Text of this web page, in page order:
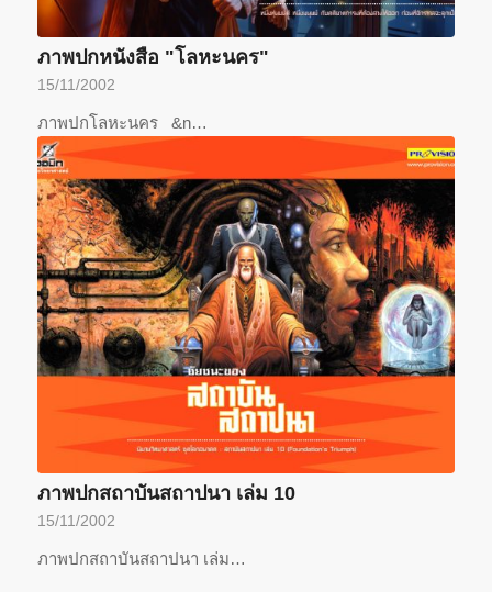
ภาพปกหนังสือ "โลหะนคร"
15/11/2002
ภาพปกโลหะนคร &n…
ภาพปกสถาบันสถาปนา เล่ม 10
15/11/2002
ภาพปกสถาบันสถาปนา เล่ม…